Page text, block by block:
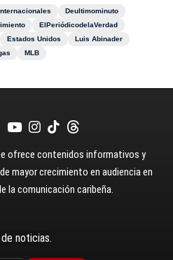
Deultimominuto
ElPeriódicodelaVerdad
Estados Unidos
Luis Abinader
MLB
ofrece contenidos informativos y
mayor crecimiento en audiencia en
la comunicación caribeña.
noticias.